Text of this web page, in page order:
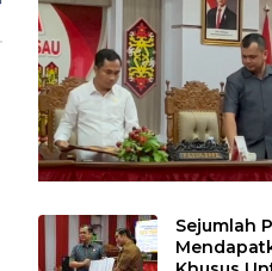
Sejumlah